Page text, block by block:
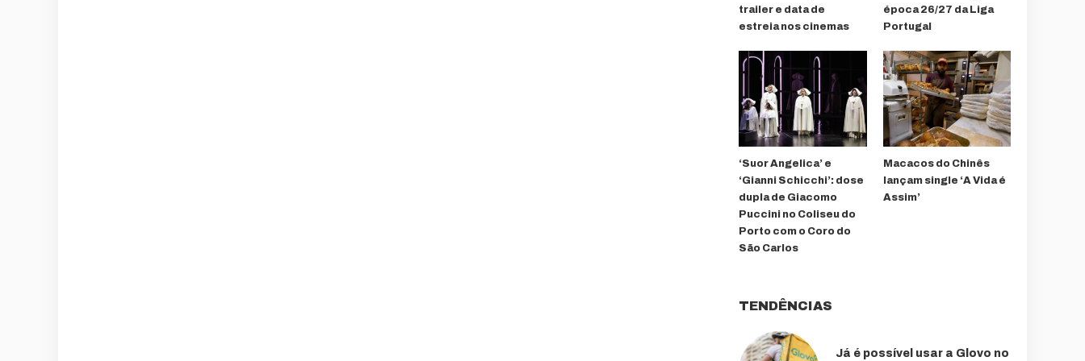
trailer e data de
estreia nos cinemas
época 26/27 da Liga
Portugal
‘Suor Angelica’ e
‘Gianni Schicchi’: dose
dupla de Giacomo
Puccini no Coliseu do
Porto com o Coro do
São Carlos
Macacos do Chinês
lançam single ‘A Vida é
Assim’
TENDÊNCIAS
Já é possível usar a Glovo no